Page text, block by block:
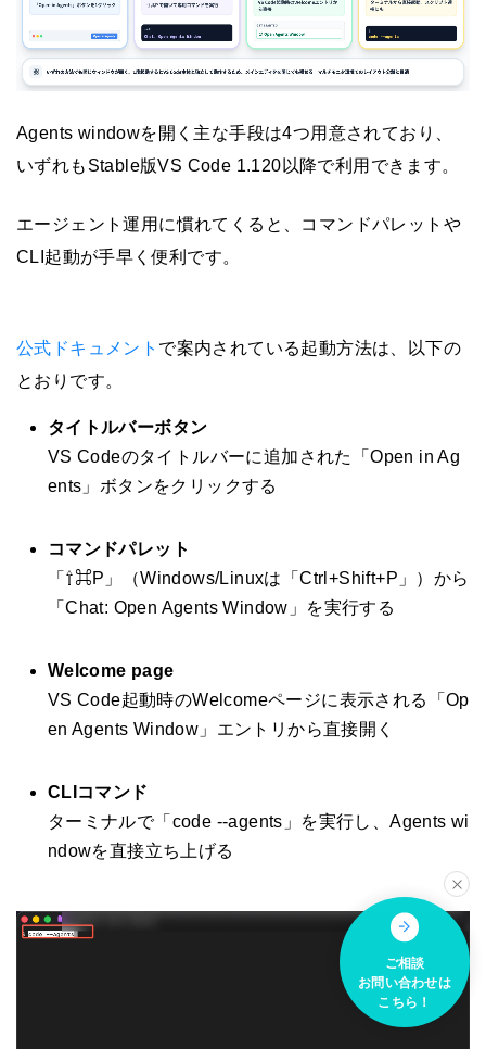
Agents windowを開く主な手段は4つ用意されており、
いずれもStable版VS Code 1.120以降で利用できます。
エージェント運用に慣れてくると、コマンドパレットや
CLI起動が手早く便利です。
公式ドキュメント で案内されている起動方法は、以下の
とおりです。
タイトルバーボタン
VS Codeのタイトルバーに追加された「Open in Ag
ents」ボタンをクリックする
コマンドパレット
「⇧⌘P」（Windows/Linuxは「Ctrl+Shift+P」）から
「Chat: Open Agents Window」を実行する
Welcome page
VS Code起動時のWelcomeページに表示される「Op
en Agents Window」エントリから直接開く
CLIコマンド
ターミナルで「code --agents」を実行し、Agents wi
ndowを直接立ち上げる
ご相談
お問い合わせは
こちら！